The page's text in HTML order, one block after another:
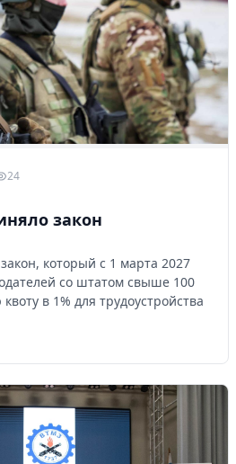
24
закон
который с 1 марта 2027
со штатом свыше 100
в 1% для трудоустройства